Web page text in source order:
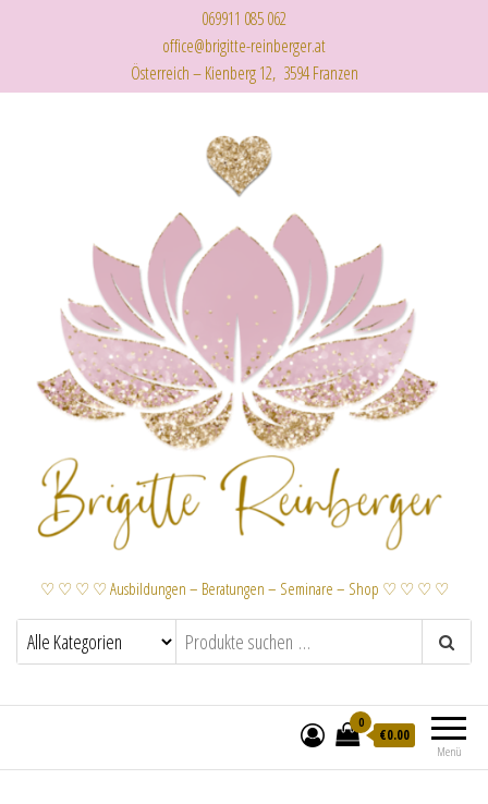
069911 085 062
office@brigitte-reinberger.at
Österreich – Kienberg 12, 3594 Franzen
♡ ♡ ♡ ♡ Ausbildungen – Beratungen – Seminare – Shop ♡ ♡ ♡ ♡
Menü
0
€0.00